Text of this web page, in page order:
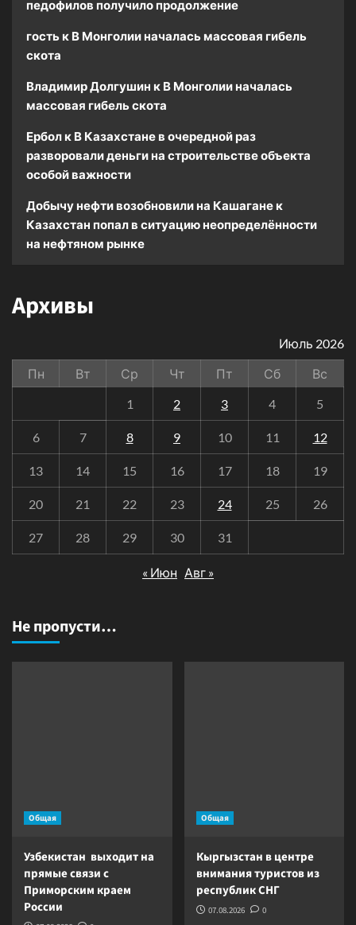
педофилов получило продолжение
гость к В Монголии началась массовая гибель
скота
Владимир Долгушин к В Монголии началась
массовая гибель скота
Ербол к В Казахстане в очередной раз
разворовали деньги на строительстве объекта
особой важности
Добычу нефти возобновили на Кашагане к
Казахстан попал в ситуацию неопределённости
на нефтяном рынке
Архивы
Июль 2026
Пн
Вт Ср Чт Пт Сб
Вс
1
2 3 4 5
6 7 8 9 10 11 12
13 14 15 16 17 18 19
20 21 22 23 24 25 26
27 28 29 30 31
« Июн Авг »
Не пропусти…
Общая
Узбекистан выходит на
прямые связи с
Приморским краем
России
Общая
Кыргызстан в центре
внимания туристов из
республик СНГ
07.08.2026 0